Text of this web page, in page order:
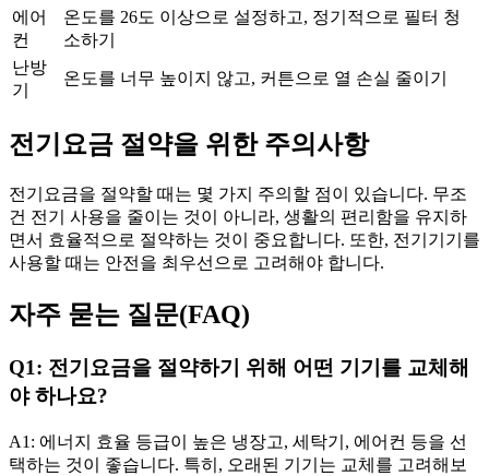
에어
컨
온도를 26도 이상으로 설정하고, 정기적으로 필터 청
소하기
난방
기
온도를 너무 높이지 않고, 커튼으로 열 손실 줄이기
전기요금 절약을 위한 주의사항
전기요금을 절약할 때는 몇 가지 주의할 점이 있습니다. 무조
건 전기 사용을 줄이는 것이 아니라, 생활의 편리함을 유지하
면서 효율적으로 절약하는 것이 중요합니다. 또한, 전기기기를
사용할 때는 안전을 최우선으로 고려해야 합니다.
자주 묻는 질문(FAQ)
Q1: 전기요금을 절약하기 위해 어떤 기기를 교체해
야 하나요?
A1: 에너지 효율 등급이 높은 냉장고, 세탁기, 에어컨 등을 선
택하는 것이 좋습니다. 특히, 오래된 기기는 교체를 고려해보